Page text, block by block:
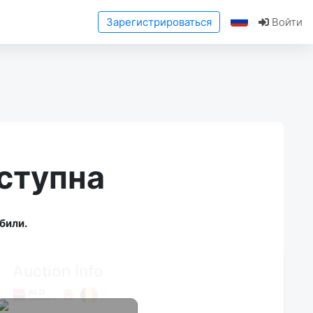
Зарегистрироваться Войти